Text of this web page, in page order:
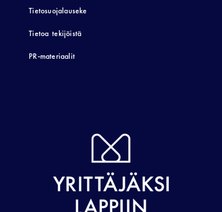
Tietosuojalauseke
Tietoa tekijöistä
PR-materiaalit